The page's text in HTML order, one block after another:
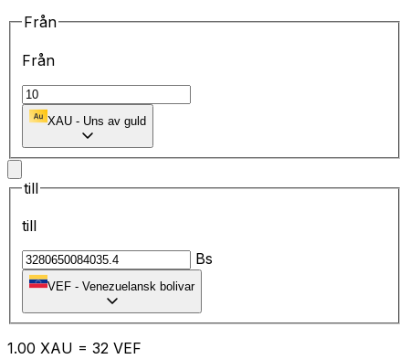
Från
Från
XAU - Uns av guld
till
till
Bs
VEF - Venezuelansk bolivar
1.00 XAU = 32 VEF